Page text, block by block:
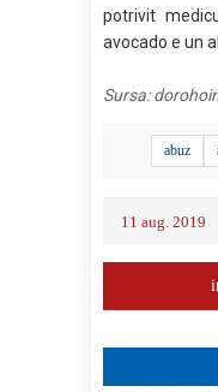
potrivit
avocado e un
Sursa:
abuz
11 aug. 2019